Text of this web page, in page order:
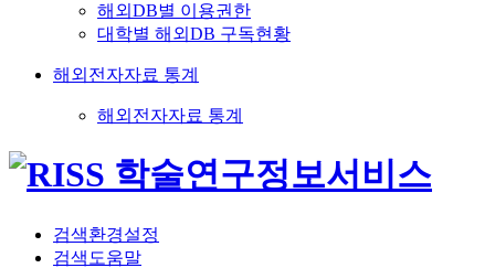
해외DB별 이용권한
대학별 해외DB 구독현황
해외전자자료 통계
해외전자자료 통계
검색환경설정
검색도움말